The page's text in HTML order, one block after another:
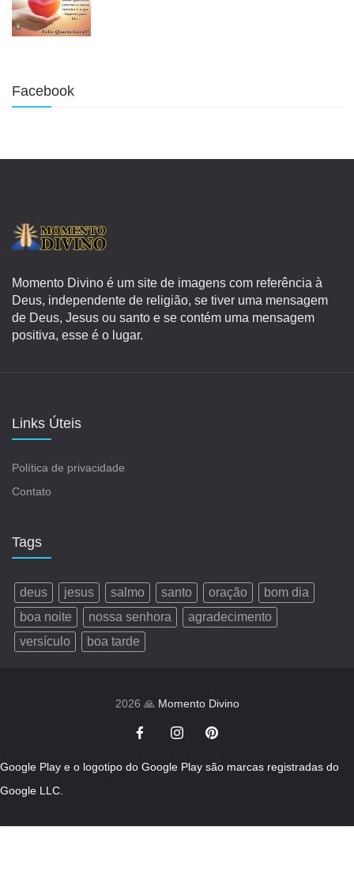
Facebook
Momento Divino é um site de imagens com referência à
Deus, independente de religião, se tiver uma mensagem
de Deus, Jesus ou santo e se contém uma mensagem
positiva, esse é o lugar.
Links Úteis
Política de privacidade
Contato
Tags
deus jesus salmo santo oração
bom dia
boa noite
nossa senhora
agradecimento
versículo
boa tarde
2026 🙏 Momento Divino
Google Play e o logotipo do Google Play são marcas registradas do
Google LLC.